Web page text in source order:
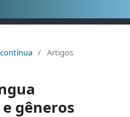
contínua / Artigos
gêneros